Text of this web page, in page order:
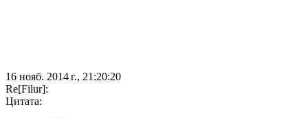
16 нояб. 2014 г., 21:20:20
Re[Filur]:
Цитата: